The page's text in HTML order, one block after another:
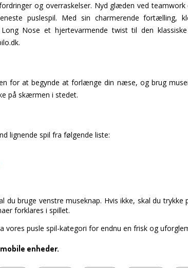
og overraskelser. Nyd glæden ved
puslespil. Med sin charmerende fortælling,
Nose et hjertevarmende twist til den
for at begynde at forlænge din næse, og brug
på skærmen i stedet.
lignende spil fra følgende liste:
du bruge venstre museknap. Hvis ikke, skal du
forklares i spillet.
vores pusle spil-kategori for endnu en frisk og
enheder.